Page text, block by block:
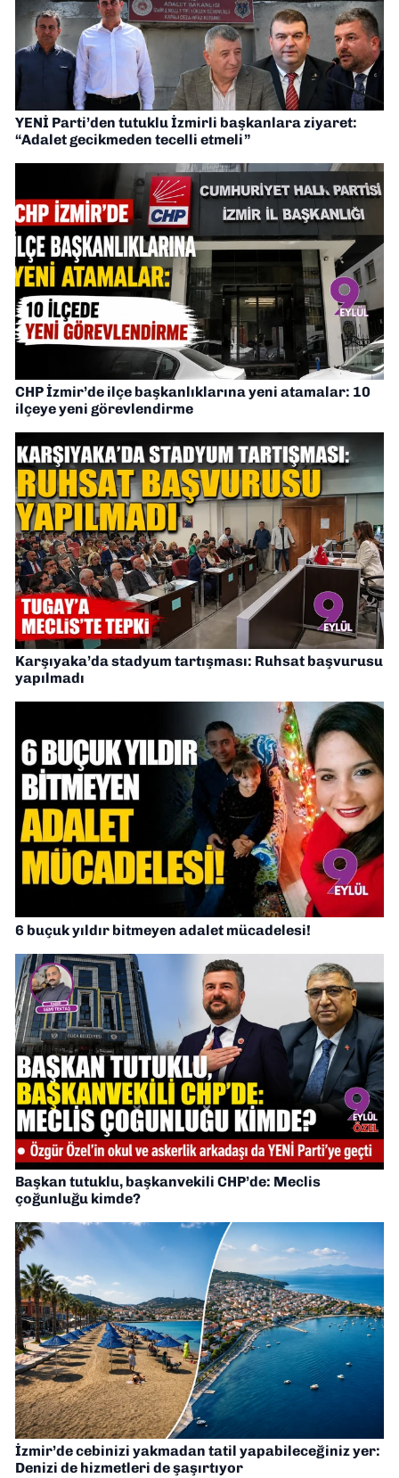
YENİ Parti’den tutuklu İzmirli başkanlara ziyaret:
“Adalet gecikmeden tecelli etmeli”
CHP İzmir’de ilçe başkanlıklarına yeni atamalar: 10
ilçeye yeni görevlendirme
Karşıyaka’da stadyum tartışması: Ruhsat başvurusu
yapılmadı
6 buçuk yıldır bitmeyen adalet mücadelesi!
Başkan tutuklu, başkanvekili CHP’de: Meclis
çoğunluğu kimde?
İzmir’de cebinizi yakmadan tatil yapabileceğiniz yer:
Denizi de hizmetleri de şaşırtıyor